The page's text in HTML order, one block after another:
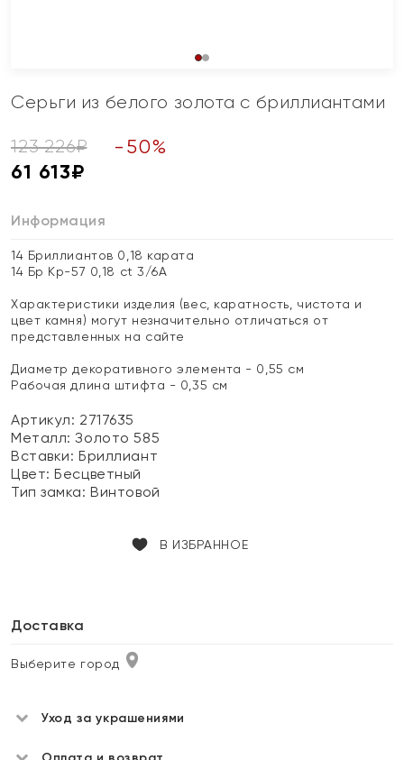
Серьги из белого золота с бриллиантами
123 226₽ - 50%
61 613₽
Информация
14 Бриллиантов 0,18 карата
14 Бр Кр-57 0,18 ct 3/6А
Характеристики изделия (вес, каратность, чистота и
цвет камня) могут незначительно отличаться от
представленных на сайте
Диаметр декоративного элемента - 0,55 см
Рабочая длина штифта - 0,35 см
Артикул: 2717635
Металл:Золото 585
Вставки:Бриллиант
Цвет:Бесцветный
Тип замка:Винтовой
В ИЗБРАННОЕ
Доставка
Выберите город
Уход за украшениями